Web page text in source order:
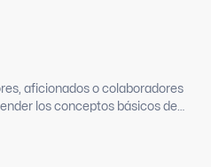
aficionados o colaboradores
los conceptos básicos de
del auto, llevar a cabo un